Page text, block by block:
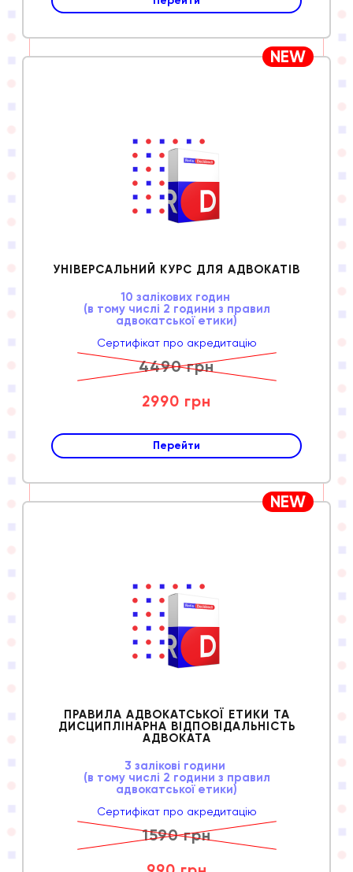
NEW
УНІВЕРСАЛЬНИЙ КУРС ДЛЯ АДВОКАТІВ
10 залікових годин
(в тому числі 2 години з правил
адвокатської етики)
Сертифікат про акредитацію
4490 грн
2990 грн
Перейти
NEW
ПРАВИЛА АДВОКАТСЬКОЇ ЕТИКИ ТА
ДИСЦИПЛІНАРНА ВІДПОВІДАЛЬНІСТЬ
АДВОКАТА
3 залікові години
(в тому числі 2 години з правил
адвокатської етики)
Сертифікат про акредитацію
1590 грн